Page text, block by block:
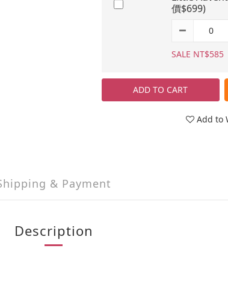
價$699)
SALE NT$585
ADD TO CART
Add to
& Payment
Description